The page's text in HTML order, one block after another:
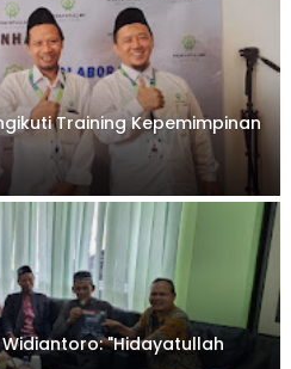
Training Kepemimpinan
"Hidayatullah